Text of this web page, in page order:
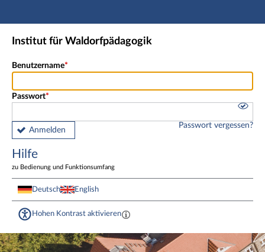
Hauptnavigation
Fußzeile
Institut für Waldorfpädagogik
Benutzername
Passwort
Anmelden
Passwort vergessen?
Hilfe
zu Bedienung und Funktionsumfang
Deutsch English
Hohen Kontrast aktivieren